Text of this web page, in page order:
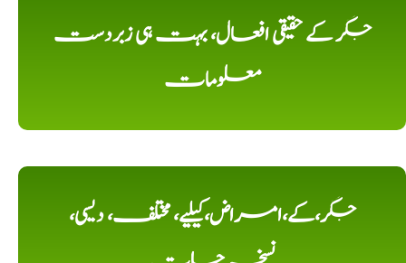
جگر کے حقیقی افعال، بہت ہی زبردست
معلومات
جگر،کے،امراض،کیلیے، مختلف، دیسی،